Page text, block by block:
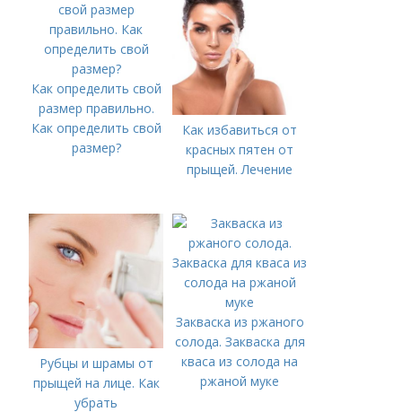
Как определить свой
размер правильно.
Как определить свой
размер?
Как избавиться от
красных пятен от
прыщей. Лечение
Рубцы и шрамы от
прыщей на лице. Как
убрать
Закваска из ржаного
солода. Закваска для
кваса из солода на
ржаной муке